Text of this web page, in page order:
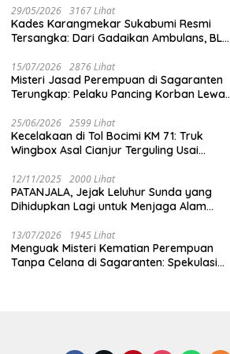
29/05/2026 3167 Lihat
Kades Karangmekar Sukabumi Resmi
Tersangka: Dari Gadaikan Ambulans, BLT
15/07/2026 2876 Lihat
Misteri Jasad Perempuan di Sagaranten
Terungkap: Pelaku Pancing Korban Lewat
25/06/2026 2599 Lihat
Kecelakaan di Tol Bocimi KM 71: Truk
Wingbox Asal Cianjur Terguling Usai
RS Sekarwangi
12/11/2025 2000 Lihat
PATANJALA, Jejak Leluhur Sunda yang
Dihidupkan Lagi untuk Menjaga Alam
13/07/2026 1945 Lihat
Menguak Misteri Kematian Perempuan
Tanpa Celana di Sagaranten: Spekulasi